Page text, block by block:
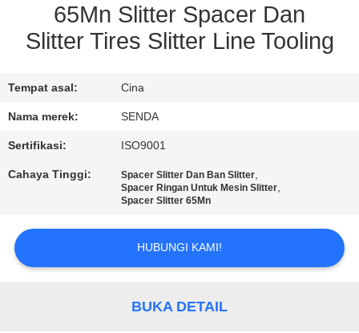
KASUS-
MINTA
KUTIPAN
SITEMAP
KEBIJAKAN
PRIVASI
65Mn Slitter Spacer Dan
Slitter Tires Slitter Line Tooling
Tempat asal: Cina
Nama merek: SENDA
Sertifikasi: ISO9001
Cahaya Tinggi: Spacer Slitter Dan Ban Slitter,
Spacer Ringan Untuk Mesin Slitter,
Spacer Slitter 65Mn
HUBUNGI KAMI!
BUKA DETAIL